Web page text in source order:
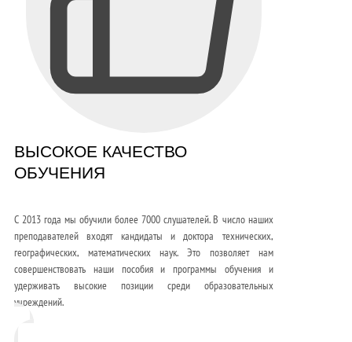
ВЫСОКОЕ КАЧЕСТВО
ОБУЧЕНИЯ
С 2013 года мы обучили более 7000 слушателей. В число наших
преподавателей входят кандидаты и доктора технических,
географических, математических наук. Это позволяет нам
совершенствовать наши пособия и программы обучения и
удерживать высокие позиции среди образовательных
учреждений.